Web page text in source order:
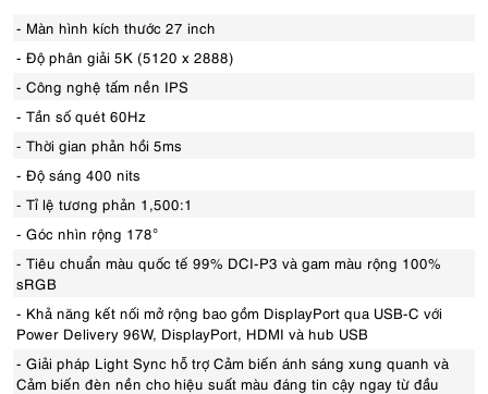
- Màn hình kích thước 27 inch
- Độ phân giải 5K (5120 x 2888)
- Công nghệ tấm nền IPS
- Tần số quét 60Hz
- Thời gian phản hồi 5ms
- Độ sáng 400 nits
- Tỉ lệ tương phản 1,500:1
- Góc nhìn rộng 178°
- Tiêu chuẩn màu quốc tế 99% DCI-P3 và gam màu rộng 100%
sRGB
- Khả năng kết nối mở rộng bao gồm DisplayPort qua USB-C với
Power Delivery 96W, DisplayPort, HDMI và hub USB
- Giải pháp Light Sync hỗ trợ Cảm biến ánh sáng xung quanh và
Cảm biến đèn nền cho hiệu suất màu đáng tin cậy ngay từ đầu